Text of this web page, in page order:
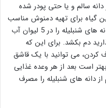
سالم و یا حتی پودر شده
گیاه برای تهیه دمنوش مناسب
تر است. یک قاشق چای خوری از دانه های شنبلیله را در 5 لیوان آب
مدت 5 دقیقه بگذارید دم بکشد. برای این که
می توانید با یک قاشق
است بعد از هر وعده غذایی
روزانه می توانید 2 تا 3 گرم از دانه های شنبلیله را مصرف